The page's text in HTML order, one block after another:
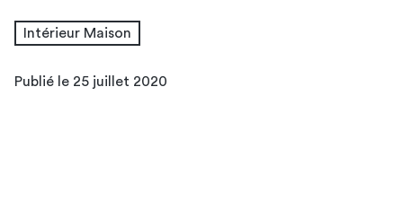
Intérieur Maison
Publié le 25 juillet 2020